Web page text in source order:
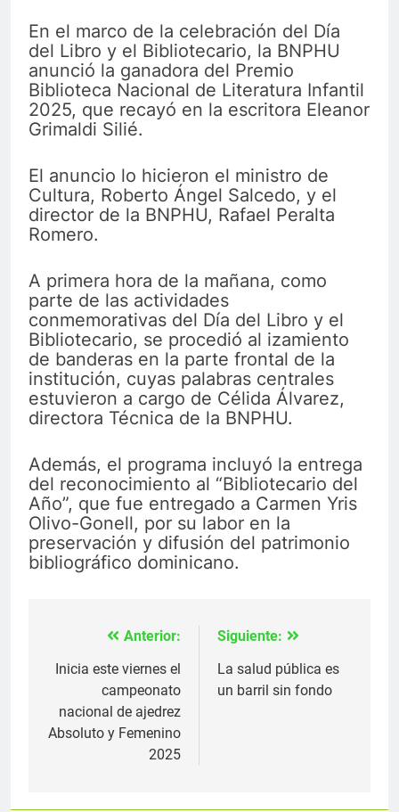
En el marco de la celebración del Día
del Libro y el Bibliotecario, la BNPHU
anunció la ganadora del Premio
Biblioteca Nacional de Literatura Infantil
2025, que recayó en la escritora Eleanor
Grimaldi Silié.
El anuncio lo hicieron el ministro de
Cultura, Roberto Ángel Salcedo, y el
director de la BNPHU, Rafael Peralta
Romero.
A primera hora de la mañana, como
parte de las actividades
conmemorativas del Día del Libro y el
Bibliotecario, se procedió al izamiento
de banderas en la parte frontal de la
institución, cuyas palabras centrales
estuvieron a cargo de Célida Álvarez,
directora Técnica de la BNPHU.
Además, el programa incluyó la entrega
del reconocimiento al “Bibliotecario del
Año”, que fue entregado a Carmen Yris
Olivo-Gonell, por su labor en la
preservación y difusión del patrimonio
bibliográfico dominicano.
Navegación
de
entradas
Anterior:
Inicia este viernes el
campeonato
nacional de ajedrez
Absoluto y Femenino
2025
Siguiente:
La salud pública es
un barril sin fondo